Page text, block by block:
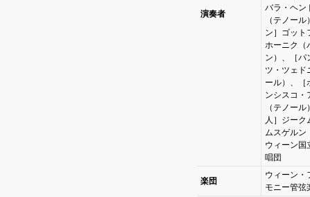
演奏者
バラ・ヘン
（テノー
ン］ゴット
ホーニク（
ン）、［パ
ツ・ツェド
ール）、［
ンシスコ・
（テノー
人］ジーク
ムスゲルン
ウィーン国
唱団
楽団
ウィーン・
モニー管弦